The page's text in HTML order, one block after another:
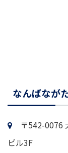
なんばなが
〒542-0076
ビル3F